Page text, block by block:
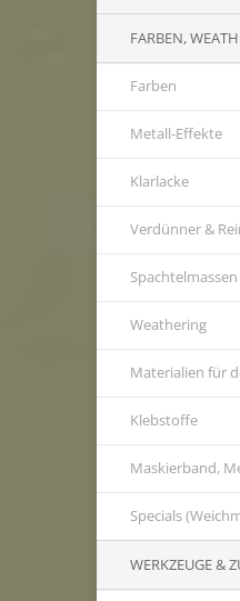
FARBEN,
Farben
Metall-Effekte
Klarlacke
Verdünner &
Weathering
Materialien für
Klebstoffe
Maskierband,
Specials
WERKZEUGE &